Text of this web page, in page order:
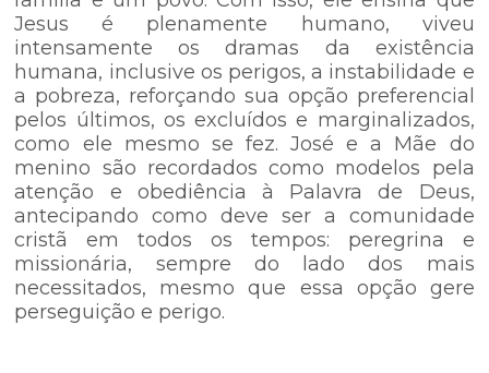
Jesus é plenamente humano, viveu
intensamente os dramas da existência
humana, inclusive os perigos, a instabilidade e
a pobreza, reforçando sua opção preferencial
pelos últimos, os excluídos e marginalizados,
como ele mesmo se fez. José e a Mãe do
menino são recordados como modelos pela
atenção e obediência à Palavra de Deus,
antecipando como deve ser a comunidade
cristã em todos os tempos: peregrina e
missionária, sempre do lado dos mais
necessitados, mesmo que essa opção gere
perseguição e perigo.